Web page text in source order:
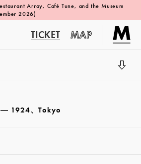
Array, Café Tune, and the Museum
2026)
TICKET MAP
1924、Tokyo